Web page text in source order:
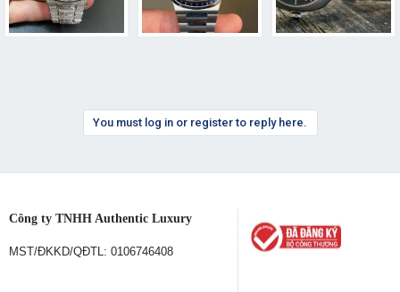
You must log in or register to reply here.
Công ty TNHH Authentic Luxury
MST/ĐKKD/QĐTL: 0106746408